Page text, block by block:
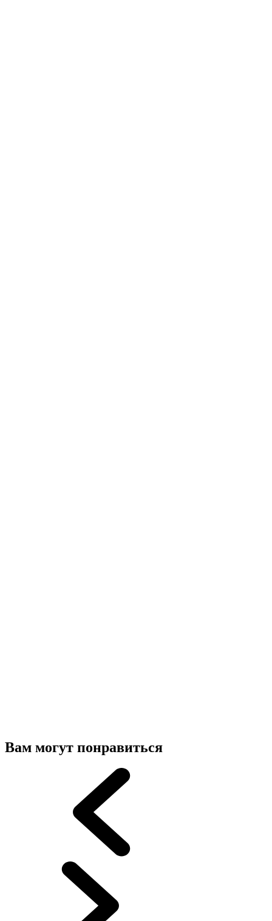
Вам могут понравиться